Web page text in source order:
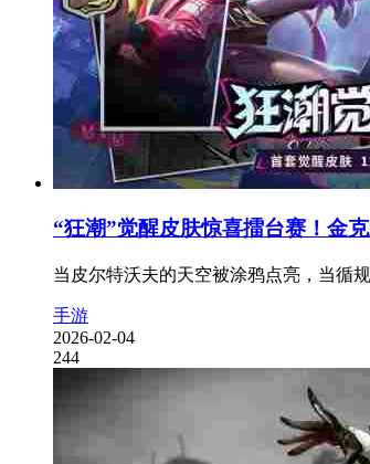
“狂潮”觉醒皮肤惊喜擂台赛！金
当皮尔特沃夫的天空被涂鸦点亮，当循
手游
2026-02-04
244